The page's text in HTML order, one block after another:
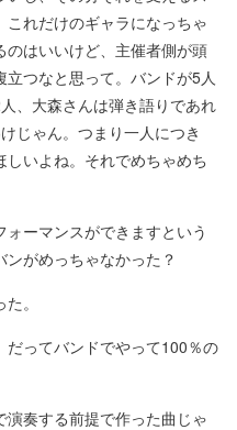
れだけのギャラになっちゃ
のはいいけど、主催者側が頭
つなと思って。バンドが5人
、大森さんは弾き語りであれ
じゃん。つまり一人につき
いよね。それでめちゃめち
ォーマンスができますという
がめっちゃなかった？
。
だってバンドでやって100％の
奏する前提で作った曲じゃ